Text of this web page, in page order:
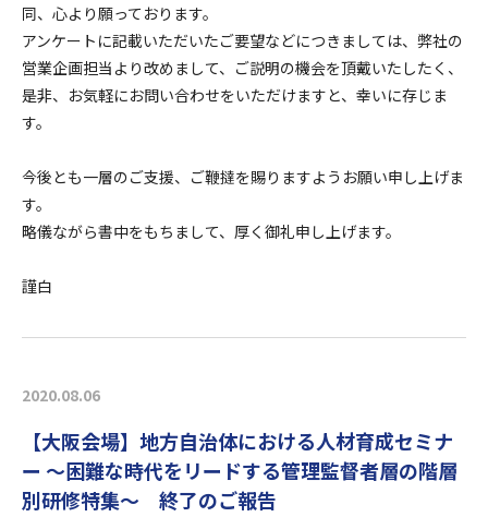
同、心より願っております。
アンケートに記載いただいたご要望などにつきましては、弊社の
営業企画担当より改めまして、ご説明の機会を頂戴いたしたく、
是非、お気軽にお問い合わせをいただけますと、幸いに存じま
す。
今後とも一層のご支援、ご鞭撻を賜りますようお願い申し上げま
す。
略儀ながら書中をもちまして、厚く御礼申し上げます。
謹白
2020.08.06
【大阪会場】地方自治体における人材育成セミナ
ー ～困難な時代をリードする管理監督者層の階層
別研修特集～ 終了のご報告